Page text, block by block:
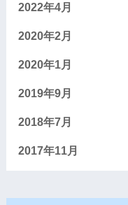
2022年4月
2020年2月
2020年1月
2019年9月
2018年7月
2017年11月